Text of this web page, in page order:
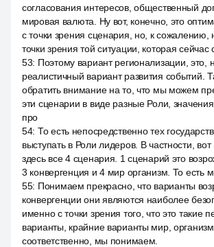
согласования интересов, общественный
мировая валюта. Ну вот, конечно, это
с точки зрения сценария, но, к
точки зрения той ситуации, которая сейчас
53: Поэтому вариант регионализации, это,
реалистичный вариант развития событий.
обратить внимание на то, что мы можем
эти сценарии в виде разные Роли,
про
54: То есть непосредственно тех
выступать в Роли лидеров. В частности,
здесь все 4 сценария. 1 сценарий это
3 конвергенция и 4 мир организм. То есть
55: Понимаем прекрасно, что варианты
конвергенции они являются наиболее
именно с точки зрения того, что это такие
варианты, крайние варианты мир,
соответственно, мы понимаем.